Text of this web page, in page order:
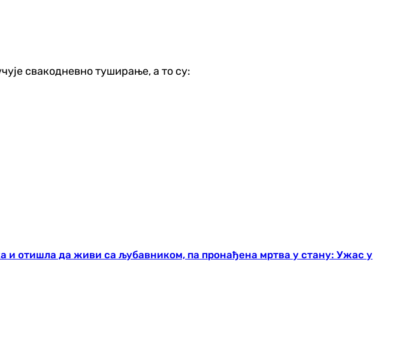
свакодневно туширање, а то су:
и отишла да живи са љубавником, па пронађена мртва у стану: Ужас у